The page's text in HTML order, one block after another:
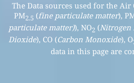
The Data sources used for the
PM2.5 (fine particulate matter),
particulate matter)), NO2 (Nitrogen
Dioxide), CO (Carbon Monoxide), O
data in this page are